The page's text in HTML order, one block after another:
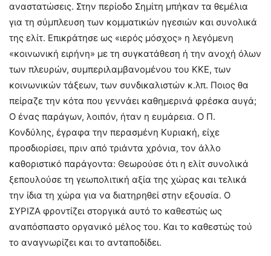
αναστατώσεις. Στην περίοδο Σημίτη μπήκαν τα θεμέλια
για τη σύμπλευση των κομματικών ηγεσιών και συνολικά
της ελίτ. Επικράτησε ως «ιερός μόσχος» η λεγόμενη
«κοινωνική ειρήνη» με τη συγκατάθεση ή την ανοχή όλων
των πλευρών, συμπεριλαμβανομένου του ΚΚΕ, των
κοινωνικών τάξεων, των συνδικαλιστών κ.λπ. Ποιος θα
πείραζε την κότα που γεννάει καθημερινά φρέσκα αυγά;
Ο ένας παράγων, λοιπόν, ήταν η ευμάρεια. Ο Π.
Κονδύλης, έγραφα την περασμένη Κυριακή, είχε
προσδιορίσει, πριν από τριάντα χρόνια, τον άλλο
καθοριστικό παράγοντα: Θεωρούσε ότι η ελίτ συνολικά
ξεπουλούσε τη γεωπολιτική αξία της χώρας και τελικά
την ίδια τη χώρα για να διατηρηθεί στην εξουσία. Ο
ΣΥΡΙΖΑ φροντίζει στοργικά αυτό το καθεστώς ως
αναπόσπαστο οργανικό μέλος του. Και το καθεστώς τού
το αναγνωρίζει και το ανταποδίδει.